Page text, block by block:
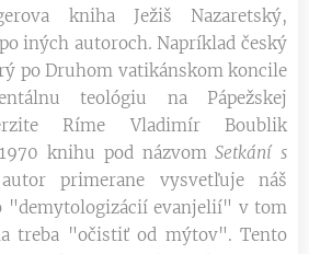
kniha Ježiš Nazaretský,
iných autoroch. Napríklad český
po Druhom vatikánskom koncile
teológiu na Pápežskej
Ríme Vladimír Boublik
knihu pod názvomSetkání s
primerane vysvetľuje náš
"demytologizácií evanjelií" v tom
treba "očistiť od mýtov". Tento